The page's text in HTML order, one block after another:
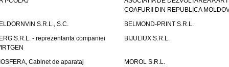
COAFURII DIN REPUBLICA
S.R.L., S.C.
BELMOND-PRINT S.R.L.
S.R.L. - reprezentanta companiei
BIJULIUX S.R.L.
Cabinet de aparataj
MOROL S.R.L.